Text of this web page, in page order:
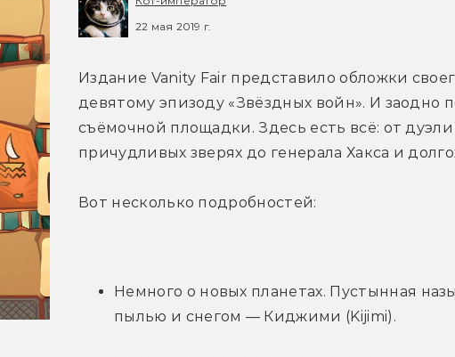
22 мая 2019 г.
Издание Vanity Fair представило обложки
девятому эпизоду «Звёздных войн». И заодно
съёмочной площадки. Здесь есть всё: от
причудливых зверях до генерала Хакса и
Вот несколько подробностей:
Немного о новых планетах. Пустынная
пылью и снегом — Киджими (Kijimi).